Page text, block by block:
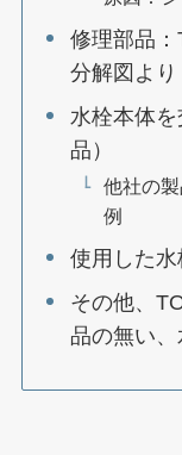
修理部品
分解図より
水栓本体
品）
他社の
例
使用した
その他、
品の無い